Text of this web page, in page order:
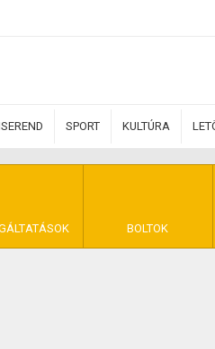
SPORT KULTÚRA
BOLTOK